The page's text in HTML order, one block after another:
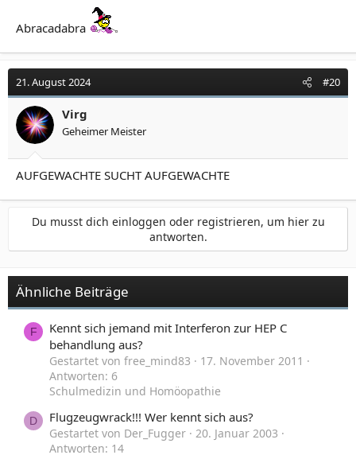
Abracadabra
21. August 2024 #20
Virg
Geheimer Meister
AUFGEWACHTE SUCHT AUFGEWACHTE
Du musst dich einloggen oder registrieren, um hier zu
antworten.
Ähnliche Beiträge
F
Kennt sich jemand mit Interferon zur HEP C
behandlung aus?
Gestartet von free_mind83
17. November 2011
Antworten: 6
Schulmedizin und Homöopathie
D Flugzeugwrack!!! Wer kennt sich aus?
Gestartet von Der_Fugger
20. Januar 2003
Antworten: 14